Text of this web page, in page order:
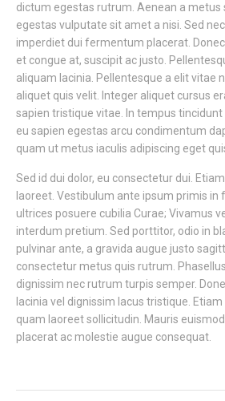
dictum egestas rutrum. Aenean a metus
egestas vulputate sit amet a nisi. Sed
imperdiet dui fermentum placerat.
et congue at, suscipit ac justo.
aliquam lacinia. Pellentesque a elit vitae
aliquet quis velit. Integer aliquet cursus
sapien tristique vitae. In tempus tincidunt
eu sapien egestas arcu condimentum
quam ut metus iaculis adipiscing eget
Sed id dui dolor, eu consectetur dui.
laoreet. Vestibulum ante ipsum primis in
ultrices posuere cubilia Curae; Vivamus
interdum pretium. Sed porttitor, odio in
pulvinar ante, a gravida augue justo
consectetur metus quis rutrum.
dignissim nec rutrum turpis semper.
lacinia vel dignissim lacus tristique.
quam laoreet sollicitudin. Mauris
placerat ac molestie augue consequat.